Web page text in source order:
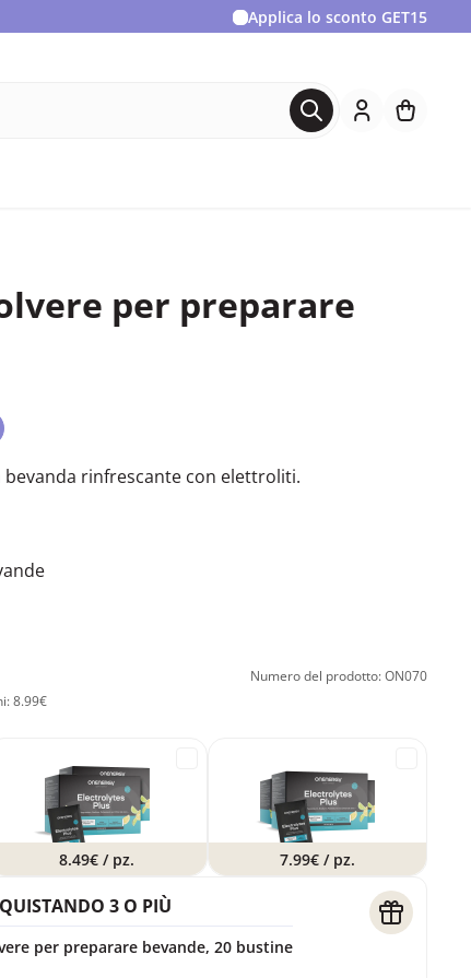
Applica lo sconto GET15
per preparare
rinfrescante con elettroliti.
Numero del prodotto: ON070
8.99€
8.49€/ pz. 7.99€ / pz.
3 O PIÙ
per preparare bevande, 20 bustine